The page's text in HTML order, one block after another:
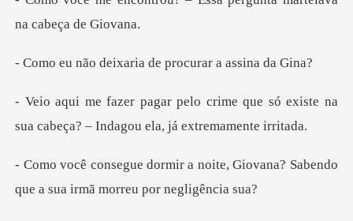
xaria de procurar
e que só existe na
sua cabeça? – Ind
ite, Giovana? Sabendo
que a sua